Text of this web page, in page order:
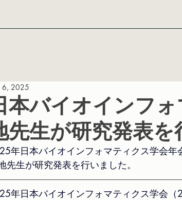
本バイオインフ
先生が研究発表を
6, 2025
年日本バイオインフォマティクス学会
先生が研究発表を行いました。
年日本バイオインフォマティクス学会（